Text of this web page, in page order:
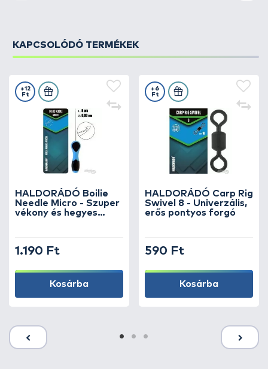
KAPCSOLÓDÓ TERMÉKEK
HALDORÁDÓ Boilie
Needle Micro - Szuper
vékony és hegyes
+12
Ft
1.190 Ft
Kosárba
HALDORÁDÓ Carp Rig
Swivel 8 - Univerzális,
erős pontyos forgó
+6
Ft
590 Ft
Kosárba